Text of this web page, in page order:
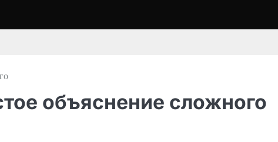
объяснение сложного